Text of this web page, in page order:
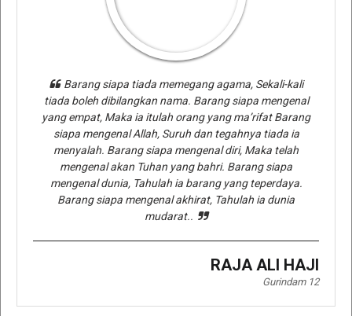
Barang siapa tiada memegang agama, Sekali-kali
tiada boleh dibilangkan nama. Barang siapa mengenal
yang empat, Maka ia itulah orang yang ma’rifat Barang
siapa mengenal Allah, Suruh dan tegahnya tiada ia
menyalah. Barang siapa mengenal diri, Maka telah
mengenal akan Tuhan yang bahri. Barang siapa
mengenal dunia, Tahulah ia barang yang teperdaya.
Barang siapa mengenal akhirat, Tahulah ia dunia
mudarat..
RAJA ALI HAJI
Gurindam 12